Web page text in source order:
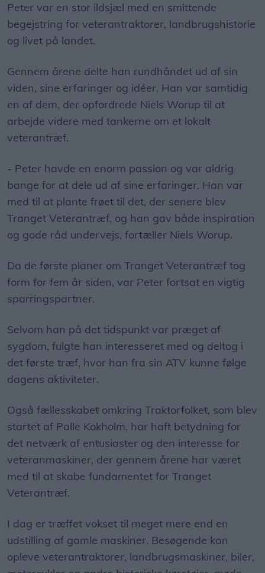
Peter var en stor ildsjæl med en smittende
begejstring for veterantraktorer, landbrugshistorie
og livet på landet.
Gennem årene delte han rundhåndet ud af sin
viden, sine erfaringer og idéer. Han var samtidig
en af dem, der opfordrede Niels Worup til at
arbejde videre med tankerne om et lokalt
veterantræf.
- Peter havde en enorm passion og var aldrig
bange for at dele ud af sine erfaringer. Han var
med til at plante frøet til det, der senere blev
Tranget Veterantræf, og han gav både inspiration
og gode råd undervejs, fortæller Niels Worup.
Da de første planer om Tranget Veterantræf tog
form for fem år siden, var Peter fortsat en vigtig
sparringspartner.
Selvom han på det tidspunkt var præget af
sygdom, fulgte han interesseret med og deltog i
det første træf, hvor han fra sin ATV kunne følge
dagens aktiviteter.
Også fællesskabet omkring Traktorfolket, som blev
startet af Palle Kokholm, har haft betydning for
det netværk af entusiaster og den interesse for
veteranmaskiner, der gennem årene har været
med til at skabe fundamentet for Tranget
Veterantræf.
I dag er træffet vokset til meget mere end en
udstilling af gamle maskiner. Besøgende kan
opleve veterantraktorer, landbrugsmaskiner, biler,